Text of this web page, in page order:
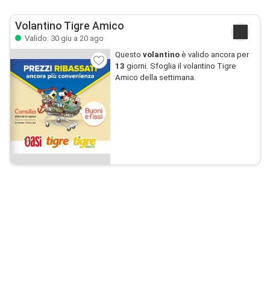
Volantino Tigre Amico
Valido: 30 giu a 20 ago
Questo volantinoè valido ancora per
13 giorni. Sfoglia il volantino Tigre
Amico della settimana.